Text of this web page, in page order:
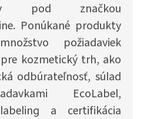
pod značkou
Ponúkané produkty
požiadaviek
kozmetický trh, ako
odbúrateľnosť, súlad
EcoLabel,
a certifikácia